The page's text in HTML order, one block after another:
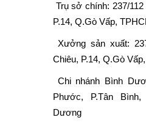
Trụ sở chính: 237/
P.14, Q.Gò Vấp,
Xưởng sản xuất:
Chiêu, P.14, Q.Gò
Chi nhánh Bình
Phước, P.Tân
Dương